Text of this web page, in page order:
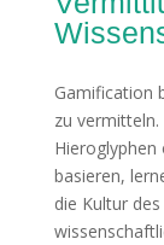
Gamification
zu
basieren,
die Kultur